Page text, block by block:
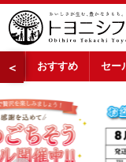
＜ おすすめ セー